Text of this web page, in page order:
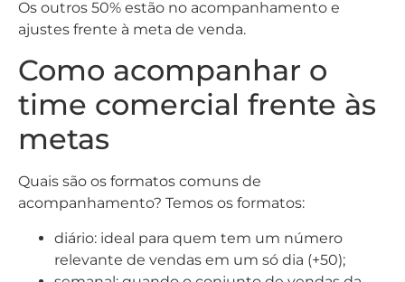
Os outros 50% estão no acompanhamento e
ajustes frente à meta de venda.
Como acompanhar o
time comercial frente às
metas
Quais são os formatos comuns de
acompanhamento? Temos os formatos:
diário: ideal para quem tem um número
relevante de vendas em um só dia (+50);